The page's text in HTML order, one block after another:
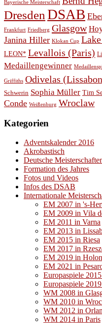
Bayerische Meisterschaft
DresdenDSAB
Frankfurt Friedberg Glasgow
Janina Hiller Klokan Cup
LEON* Levallois (Paris)
Medaillengewinner
Griffiths Odivelas
Schwerin Sophia Müller Tim
Conde Weißenburg Wroclaw
Kategorien
Adventskalender 2016
Akrobastisch
Deutsche
Formation des Jahres
Fotos und Videos
Infos des DSAB
Internationale
EM 2007 in 's-
EM 2009 in Vila
EM 2011 in Varna
EM 2013 in
EM 2015 in Riesa
EM 2017 in
EM 2019 in Holon
EM 2021 in
Europaspiele
Europaspiele
WM 2008 in
WM 2010 in
WM 2012 in
WM 2014 in Paris